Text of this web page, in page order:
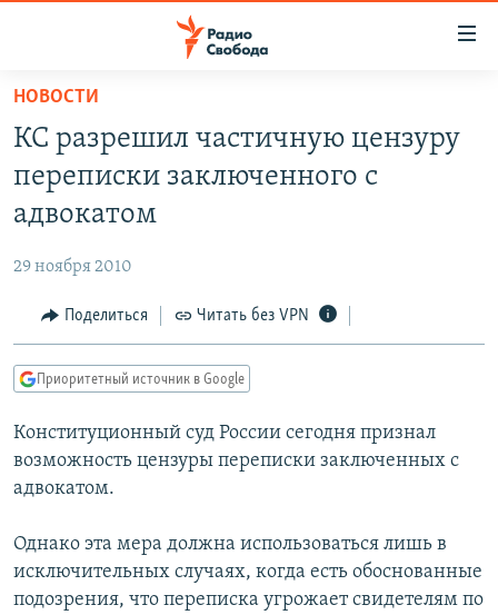
упрощенного
доступа
основному
Вернутся
Вернутся
поиску
ПОДКАСТЫ
АВТОРСКИЕ ПРОЕКТЫ
МНЕНИЯ
КУЛЬТУРА
КАВКАЗ.РЕАЛИИ
СЕВЕР.РЕАЛИИ
СИБИРЬ.РЕАЛИИ
ПОДПИШИТЕСЬ НА РАССЫЛКУ
НОВОСТИ
КС разрешил частичную цензуру
переписки заключенного с
адвокатом
29 ноября 2010
Поделиться Читать без VPN
Приоритетный источник в Google
Конституционный суд России сегодня признал
возможность цензуры переписки заключенных с
адвокатом.
Однако эта мера должна использоваться лишь в
исключительных случаях, когда есть обоснованные
подозрения, что переписка угрожает свидетелям по